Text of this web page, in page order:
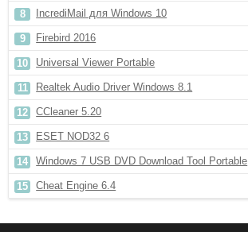
IncrediMail для Windows 10
Firebird 2016
Universal Viewer Portable
Realtek Audio Driver Windows 8.1
CCleaner 5.20
ESET NOD32 6
Windows 7 USB DVD Download Tool Portable
Cheat Engine 6.4